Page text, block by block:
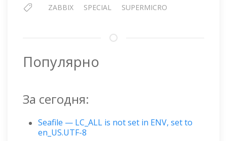
ZABBIX SPECIAL SUPERMICRO
Популярно
За сегодня:
Seafile — LC_ALL is not set in ENV, set to
en_US.UTF-8